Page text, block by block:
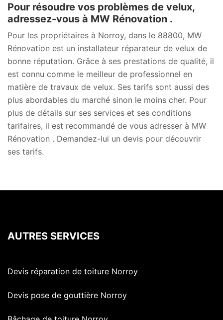
Pour résoudre vos problèmes de velux,
adressez-vous à MW Rénovation .
Pour les propriétaires à Norroy, dans le 88800, MW
Rénovation est un installateur réparateur de velux de
bonne réputation. Grâce à ses prestations de qualité, il
est connu comme le meilleur de professionnel en
matière de travaux de velux. Ses tarifs sont aussi des
plus abordables du marché sinon le moins cher. Pour
plus de détails sur ses services et ses conditions
tarifaires, il est recommandé de vous adresser à MW
Rénovation . Demandez-lui un devis pour découvrir
ses tarifs.
AUTRES SERVICES
Devis réparation de toiture Norroy
Devis pose de gouttière Norroy